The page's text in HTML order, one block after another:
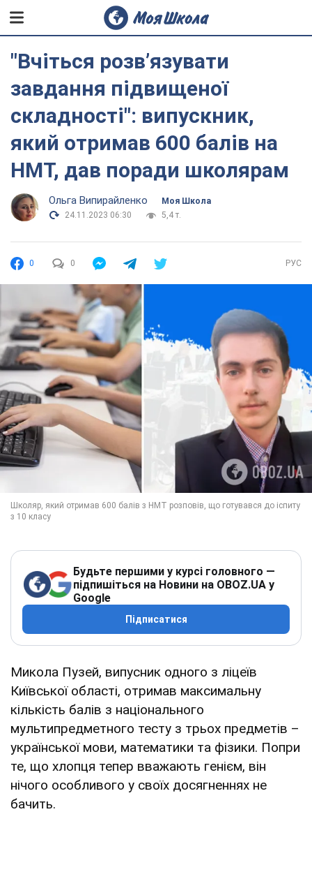
"Вчіться розв’язувати
завдання підвищеної
складності": випускник,
який отримав 600 балів на
НМТ, дав поради школярам
Ольга Випирайленко
Моя Школа
24.11.2023 06:30
5,4 т.
0 0 РУС
Будьте першими у курсі головного —
підпишіться на Новини на OBOZ.UA у
Google
Підписатися
Микола Пузей, випусник одного з ліцеїв
Київської області, отримав максимальну
кількість балів з національного
мультипредметного тесту з трьох предметів –
української мови, математики та фізики. Попри
те, що хлопця тепер вважають генієм, він
нічого особливого у своїх досягненнях не
бачить.